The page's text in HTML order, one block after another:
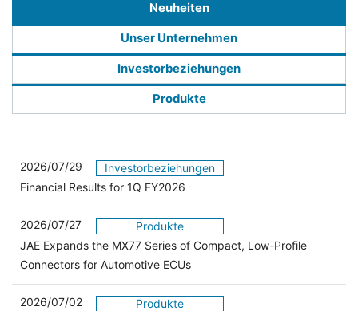
Neuheiten
Unser Unternehmen
Investorbeziehungen
Produkte
2026/07/29
Investorbeziehungen
Financial Results for 1Q FY2026
2026/07/27
Produkte
JAE Expands the MX77 Series of Compact, Low-Profile
Connectors for Automotive ECUs
2026/07/02
Produkte